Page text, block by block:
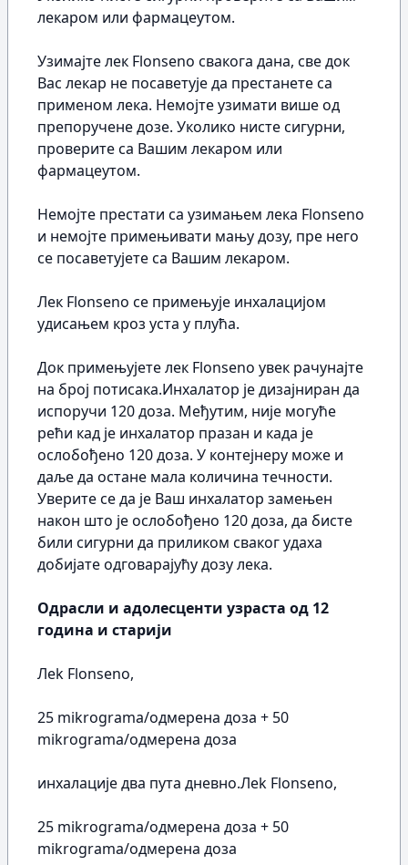
лекаром или фармацеутом.
Узимајте лек Flonseno свакога дана, све док
Вас лекар не посаветује да престанете са
применом лека. Немојте узимати више од
препоручене дозе. Уколико нисте сигурни,
проверите са Вашим лекаром или
фармацеутом.
Немојте престати са узимањем лека Flonseno
и немојте примењивати мању дозу, пре него
се посаветујете са Вашим лекаром.
Лек Flonseno се примењује инхалацијом
удисањем кроз уста у плућа.
Док примењујете лек Flonseno увек рачунајте
на број потисака.Инхалатор је дизајниран да
испоручи 120 доза. Међутим, није могуће
рећи кад је инхалатор празан и када је
ослобођено 120 доза. У контејнеру може и
даље да остане мала количина течности.
Уверите се да је Ваш инхалатор замењен
након што је ослобођено 120 доза, да бисте
били сигурни да приликом сваког удаха
добијате одговарајућу дозу лека.
Одрасли и адолесценти узраста од 12
година и старији
Лek Flonseno,
25 mikrograma/одмерена доза + 50
mikrograma/одмерена доза
инхалације два пута дневно.Лek Flonseno,
25 mikrograma/одмерена доза + 50
mikrograma/одмерена доза